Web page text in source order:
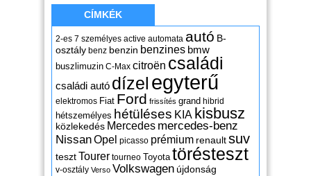
CÍMKÉK
2-es 7 személyes active automata autó B-
osztály benz benzin benzines bmw
buszlimuzin C-Max citroën családi
családi autó dízel egyterű
elektromos Fiat Ford frissítés grand hibrid
hétszemélyes hétüléses KIA kisbusz
közlekedés Mercedes mercedes-benz
NissanOpel picasso prémium renaultsuv
tesztTourer tourneo Toyota törésteszt
v-osztály Verso Volkswagen újdonság